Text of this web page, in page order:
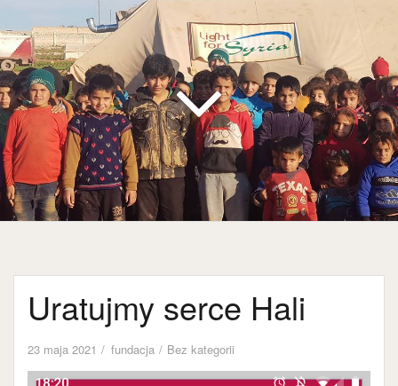
Uratujmy serce Hali
23 maja 2021 fundacja Bez kategorii